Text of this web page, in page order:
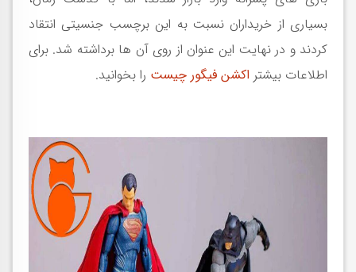
بسیاری از خریداران نسبت به این برچسب جنسیتی انتقاد
کردند و در نهایت این عنوان از روی آن ها برداشته شد. برای
اطلاعات بیشتر اکشن فیگور چیست را بخوانید.